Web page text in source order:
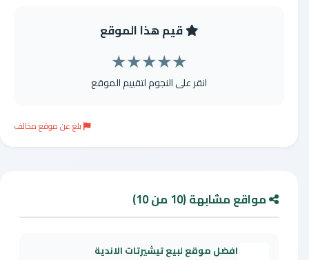
قيم هذا الموقع
★
★
★
★
★
انقر على النجوم لتقييم الموقع
بلغ عن موقع مخالف
مواقع مشابهة (10 من 10)
افضل موقع لبيع تيشيرتات الاندية